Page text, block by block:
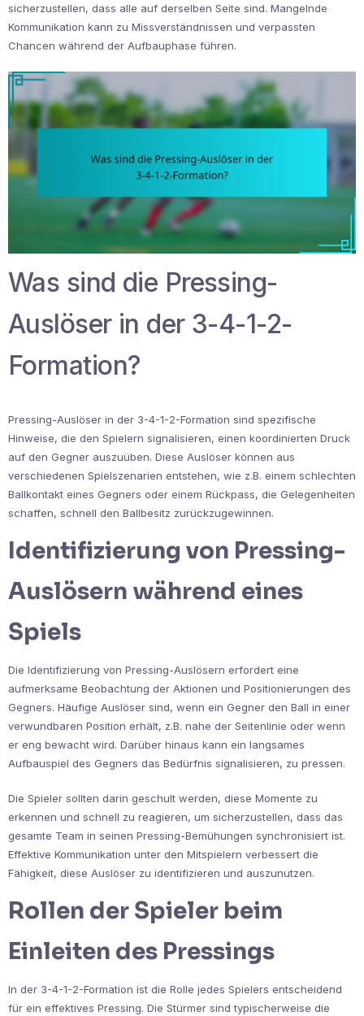
sicherzustellen, dass alle auf derselben Seite sind. Mangelnde
Kommunikation kann zu Missverständnissen und verpassten
Chancen während der Aufbauphase führen.
Was sind die Pressing-
Auslöser in der 3-4-1-2-
Formation?
Pressing-Auslöser in der 3-4-1-2-Formation sind spezifische
Hinweise, die den Spielern signalisieren, einen koordinierten Druck
auf den Gegner auszuüben. Diese Auslöser können aus
verschiedenen Spielszenarien entstehen, wie z.B. einem schlechten
Ballkontakt eines Gegners oder einem Rückpass, die Gelegenheiten
schaffen, schnell den Ballbesitz zurückzugewinnen.
Identifizierung von Pressing-
Auslösern während eines
Spiels
Die Identifizierung von Pressing-Auslösern erfordert eine
aufmerksame Beobachtung der Aktionen und Positionierungen des
Gegners. Häufige Auslöser sind, wenn ein Gegner den Ball in einer
verwundbaren Position erhält, z.B. nahe der Seitenlinie oder wenn
er eng bewacht wird. Darüber hinaus kann ein langsames
Aufbauspiel des Gegners das Bedürfnis signalisieren, zu pressen.
Die Spieler sollten darin geschult werden, diese Momente zu
erkennen und schnell zu reagieren, um sicherzustellen, dass das
gesamte Team in seinen Pressing-Bemühungen synchronisiert ist.
Effektive Kommunikation unter den Mitspielern verbessert die
Fähigkeit, diese Auslöser zu identifizieren und auszunutzen.
Rollen der Spieler beim
Einleiten des Pressings
In der 3-4-1-2-Formation ist die Rolle jedes Spielers entscheidend
für ein effektives Pressing. Die Stürmer sind typischerweise die